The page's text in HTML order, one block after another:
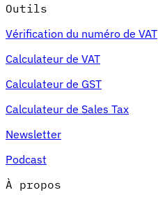
Outils
Vérification du numéro de VAT
Calculateur de VAT
Calculateur de GST
Calculateur de Sales Tax
Newsletter
Podcast
À propos